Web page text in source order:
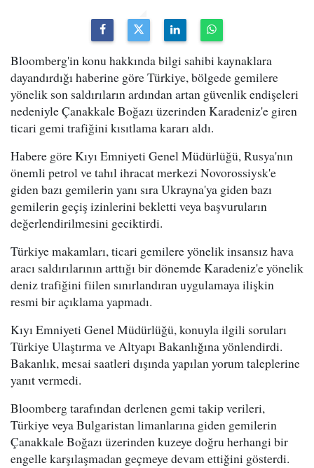
Bloomberg'in konu hakkında bilgi sahibi kaynaklara
dayandırdığı haberine göre Türkiye, bölgede gemilere
yönelik son saldırıların ardından artan güvenlik endişeleri
nedeniyle Çanakkale Boğazı üzerinden Karadeniz'e giren
ticari gemi trafiğini kısıtlama kararı aldı.
Habere göre Kıyı Emniyeti Genel Müdürlüğü, Rusya'nın
önemli petrol ve tahıl ihracat merkezi Novorossiysk'e
giden bazı gemilerin yanı sıra Ukrayna'ya giden bazı
gemilerin geçiş izinlerini bekletti veya başvuruların
değerlendirilmesini geciktirdi.
Türkiye makamları, ticari gemilere yönelik insansız hava
aracı saldırılarının arttığı bir dönemde Karadeniz'e yönelik
deniz trafiğini fiilen sınırlandıran uygulamaya ilişkin
resmi bir açıklama yapmadı.
Kıyı Emniyeti Genel Müdürlüğü, konuyla ilgili soruları
Türkiye Ulaştırma ve Altyapı Bakanlığına yönlendirdi.
Bakanlık, mesai saatleri dışında yapılan yorum taleplerine
yanıt vermedi.
Bloomberg tarafından derlenen gemi takip verileri,
Türkiye veya Bulgaristan limanlarına giden gemilerin
Çanakkale Boğazı üzerinden kuzeye doğru herhangi bir
engelle karşılaşmadan geçmeye devam ettiğini gösterdi.